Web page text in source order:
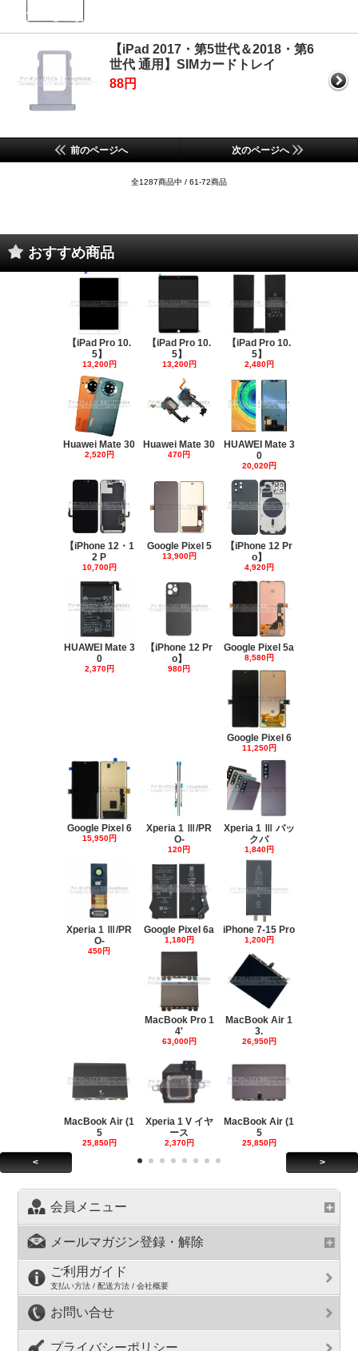
【iPad 2017・第5世代＆2018・第6
世代 通用】SIMカードトレイ
88円
前のページへ 次のページへ
全1287商品中 / 61-72商品
おすすめ商品
【iPad Pro 10.
5】
13,200円
【iPad Pro 10.
5】
13,200円
【iPad Pro 10.
5】
2,480円
Huawei Mate 30
2,520円
Huawei Mate 30
470円
HUAWEI Mate 3
0
20,020円
【iPhone 12・1
2 P
10,700円
Google Pixel 5
13,900円
【iPhone 12 Pr
o】
4,920円
HUAWEI Mate 3
0
2,370円
【iPhone 12 Pr
o】
980円
Google Pixel 5a
8,580円
Google Pixel 6
11,250円
Google Pixel 6
15,950円
Xperia 1 Ⅲ/PR
O-
120円
Xperia 1 Ⅲ バッ
クパ
1,840円
Xperia 1 Ⅲ/PR
O-
450円
Google Pixel 6a
1,180円
iPhone 7-15 Pro
1,200円
MacBook Pro 1
4'
63,000円
MacBook Air 1
3.
26,950円
MacBook Air (1
5
25,850円
Xperia 1 V イヤ
ース
2,370円
MacBook Air (1
5
25,850円
< >
会員メニュー
メールマガジン登録・解除
ご利用ガイド
支払い方法 / 配送方法 / 会社概要
お問い合せ
プライバシーポリシー